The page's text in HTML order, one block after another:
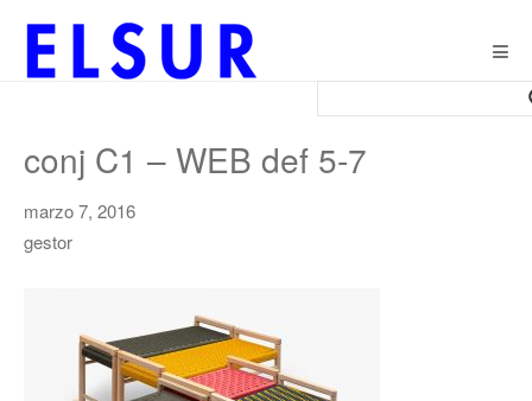
conj C1 – WEB def 5-7
marzo 7, 2016
gestor